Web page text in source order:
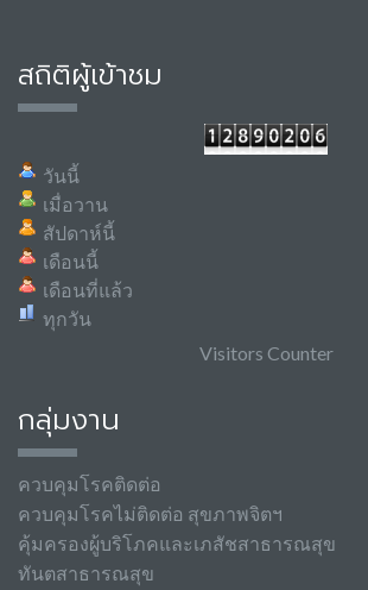
สถิติผู้เข้าชม
วันนี้
เมื่อวาน
สัปดาห์นี้
เดือนนี้
เดือนที่แล้ว
ทุกวัน
Visitors Counter
กลุ่มงาน
ควบคุมโรคติดต่อ
ควบคุมโรคไม่ติดต่อ สุขภาพจิตฯ
คุ้มครองผู้บริโภคและเภสัชสาธารณสุข
ทันตสาธารณสุข